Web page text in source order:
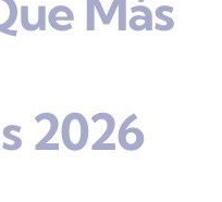
Más
2026